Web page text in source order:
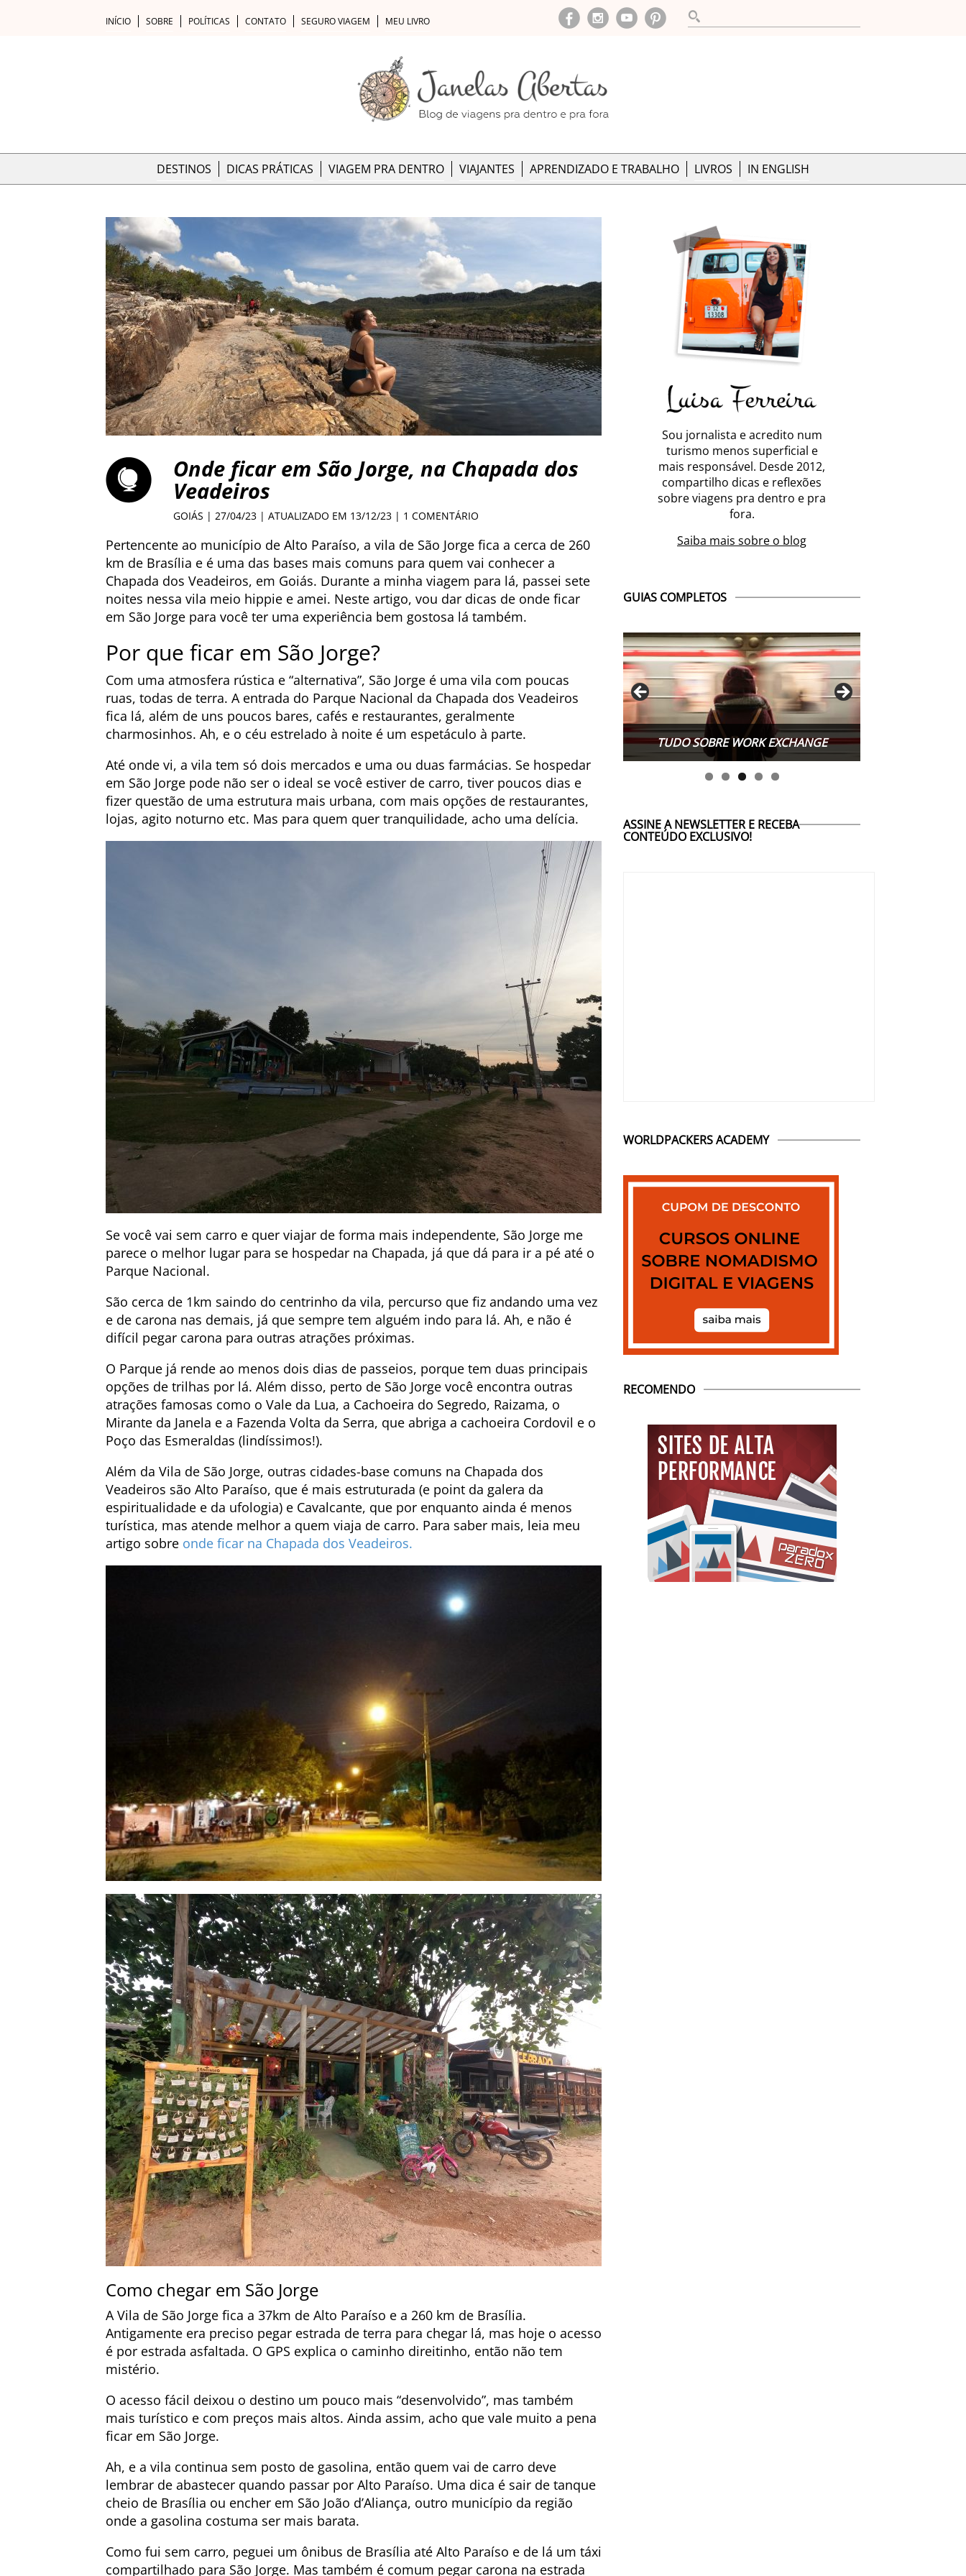
INÍCIO SOBRE POLÍTICAS CONTATO SEGURO VIAGEM MEU LIVRO
DESTINOS DICAS PRÁTICAS VIAGEM PRA DENTRO VIAJANTES APRENDIZADO E TRABALHO LIVROS IN ENGLISH
Onde ficar em São Jorge, na Chapada dos
Veadeiros
GOIÁS | 27/04/23 | ATUALIZADO EM 13/12/23 | 1 COMENTÁRIO
Pertencente ao município de Alto Paraíso, a vila de São Jorge fica a cerca de 260
km de Brasília e é uma das bases mais comuns para quem vai conhecer a
Chapada dos Veadeiros, em Goiás. Durante a minha viagem para lá, passei sete
noites nessa vila meio hippie e amei. Neste artigo, vou dar dicas de onde ficar
em São Jorge para você ter uma experiência bem gostosa lá também.
Por que ficar em São Jorge?
Com uma atmosfera rústica e “alternativa”, São Jorge é uma vila com poucas
ruas, todas de terra. A entrada do Parque Nacional da Chapada dos Veadeiros
fica lá, além de uns poucos bares, cafés e restaurantes, geralmente
charmosinhos. Ah, e o céu estrelado à noite é um espetáculo à parte.
Até onde vi, a vila tem só dois mercados e uma ou duas farmácias. Se hospedar
em São Jorge pode não ser o ideal se você estiver de carro, tiver poucos dias e
fizer questão de uma estrutura mais urbana, com mais opções de restaurantes,
lojas, agito noturno etc. Mas para quem quer tranquilidade, acho uma delícia.
Se você vai sem carro e quer viajar de forma mais independente, São Jorge me
parece o melhor lugar para se hospedar na Chapada, já que dá para ir a pé até o
Parque Nacional.
São cerca de 1km saindo do centrinho da vila, percurso que fiz andando uma vez
e de carona nas demais, já que sempre tem alguém indo para lá. Ah, e não é
difícil pegar carona para outras atrações próximas.
O Parque já rende ao menos dois dias de passeios, porque tem duas principais
opções de trilhas por lá. Além disso, perto de São Jorge você encontra outras
atrações famosas como o Vale da Lua, a Cachoeira do Segredo, Raizama, o
Mirante da Janela e a Fazenda Volta da Serra, que abriga a cachoeira Cordovil e o
Poço das Esmeraldas (lindíssimos!).
Além da Vila de São Jorge, outras cidades-base comuns na Chapada dos
Veadeiros são Alto Paraíso, que é mais estruturada (e point da galera da
espiritualidade e da ufologia) e Cavalcante, que por enquanto ainda é menos
turística, mas atende melhor a quem viaja de carro. Para saber mais, leia meu
artigo sobre onde ficar na Chapada dos Veadeiros.
Como chegar em São Jorge
A Vila de São Jorge fica a 37km de Alto Paraíso e a 260 km de Brasília.
Antigamente era preciso pegar estrada de terra para chegar lá, mas hoje o acesso
é por estrada asfaltada. O GPS explica o caminho direitinho, então não tem
mistério.
O acesso fácil deixou o destino um pouco mais “desenvolvido”, mas também
mais turístico e com preços mais altos. Ainda assim, acho que vale muito a pena
ficar em São Jorge.
Ah, e a vila continua sem posto de gasolina, então quem vai de carro deve
lembrar de abastecer quando passar por Alto Paraíso. Uma dica é sair de tanque
cheio de Brasília ou encher em São João d’Aliança, outro município da região
onde a gasolina costuma ser mais barata.
Como fui sem carro, peguei um ônibus de Brasília até Alto Paraíso e de lá um táxi
compartilhado para São Jorge. Mas também é comum pegar carona na estrada
Sou jornalista e acredito num
turismo menos superficial e
mais responsável. Desde 2012,
compartilho dicas e reflexões
sobre viagens pra dentro e pra
fora.
Saiba mais sobre o blog
GUIAS COMPLETOS
TUDO SOBRE WORK EXCHANGE
TUDO SOBRE TURISMO RESPONSÁVEL
ASSINE A NEWSLETTER E RECEBA
CONTEÚDO EXCLUSIVO!
WORLDPACKERS ACADEMY
RECOMENDO